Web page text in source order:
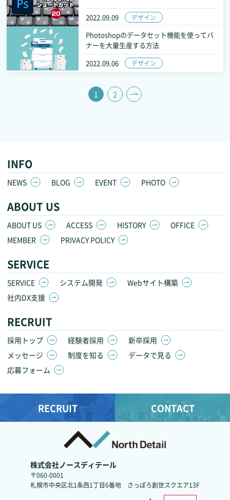
2022.09.09 デザイン
2022.09.06 デザイン
Photoshopのデータセット機能を使ってバ
ナーを大量生産する方法
1 2
INFO
NEWS BLOG EVENT PHOTO
ABOUT US
ABOUT US ACCESS HISTORY
OFFICE
MEMBER
PRIVACY POLICY
SERVICE
SERVICE システム開発
Webサイト構築
社内DX支援
RECRUIT
採用トップ 経験者採用
新卒採用
メッセージ
制度を知る
データで見る
応募フォーム
RECRUIT CONTACT
株式会社ノースディテール
〒060-0001
札幌市中央区北1条西1丁目6番地
さっぽろ創世スクエア13F